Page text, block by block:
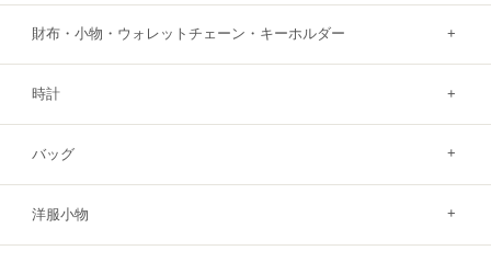
財布・小物・ウォレットチェーン・キーホルダー
時計
バッグ
洋服小物